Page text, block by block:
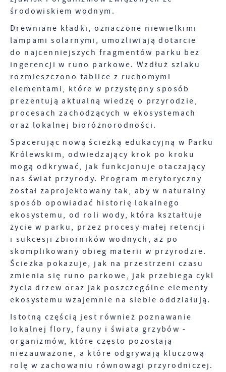
środowiskiem wodnym.
Drewniane kładki, oznaczone niewielkimi
lampami solarnymi, umożliwiają dotarcie
do najcenniejszych fragmentów parku bez
ingerencji w runo parkowe. Wzdłuż szlaku
rozmieszczono tablice z ruchomymi
elementami, które w przystępny sposób
prezentują aktualną wiedzę o przyrodzie,
procesach zachodzących w ekosystemach
oraz lokalnej bioróżnorodności.
Spacerując nową ścieżką edukacyjną w Parku
Królewskim, odwiedzający krok po kroku
mogą odkrywać, jak funkcjonuje otaczający
nas świat przyrody. Program merytoryczny
został zaprojektowany tak, aby w naturalny
sposób opowiadać historię lokalnego
ekosystemu, od roli wody, która kształtuje
życie w parku, przez procesy małej retencji
i sukcesji zbiorników wodnych, aż po
skomplikowany obieg materii w przyrodzie.
Ścieżka pokazuje, jak na przestrzeni czasu
zmienia się runo parkowe, jak przebiega cykl
życia drzew oraz jak poszczególne elementy
ekosystemu wzajemnie na siebie oddziałują.
Istotną częścią jest również poznawanie
lokalnej flory, fauny i świata grzybów -
organizmów, które często pozostają
niezauważone, a które odgrywają kluczową
rolę w zachowaniu równowagi przyrodniczej.